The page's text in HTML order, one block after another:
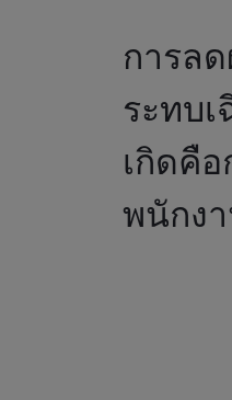
การล
ระทบ
เกิดคื
พนักง